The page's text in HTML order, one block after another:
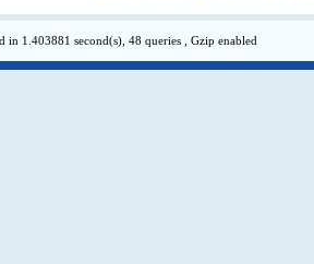
in 1.403881 second(s), 48 queries , Gzip enabled